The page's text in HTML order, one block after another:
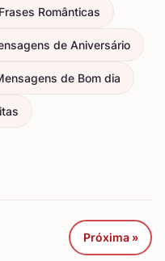
Românticas
de Aniversário
de Bom dia
Próxima »